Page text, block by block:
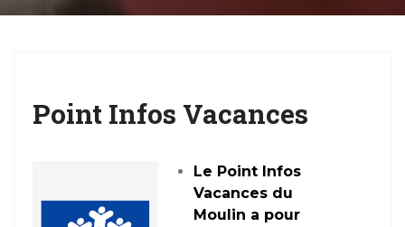
o
Point Infos Vacances
Le Point Infos
Vacances du
Moulin a pour